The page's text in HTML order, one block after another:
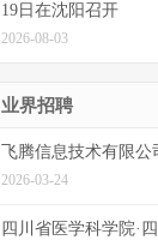
19日在沈阳召开
2026-08-03
业界招聘
飞腾信息技术有限
2026-03-24
四川省医学科学院·